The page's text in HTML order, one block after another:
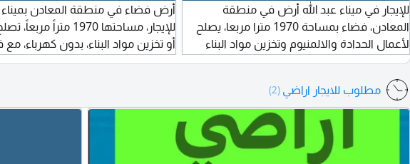
للإيجار في ميناء عبد الله أرض في منطقة
المعادن، فضاء بمساحة 1970 مترا مربعا، يصلح
لأعمال الحدادة والالمنيوم وتخزين مواد البناء
أرض فضاء في منطقة المعادن بميناء
للإيجار، مساحتها 1970 متراً
أو تخزين مواد البناء، بدون كهرباء، مع
لتسييجها وتوصيل الكهرباء.
مطلوب للايجار اراضي (2)